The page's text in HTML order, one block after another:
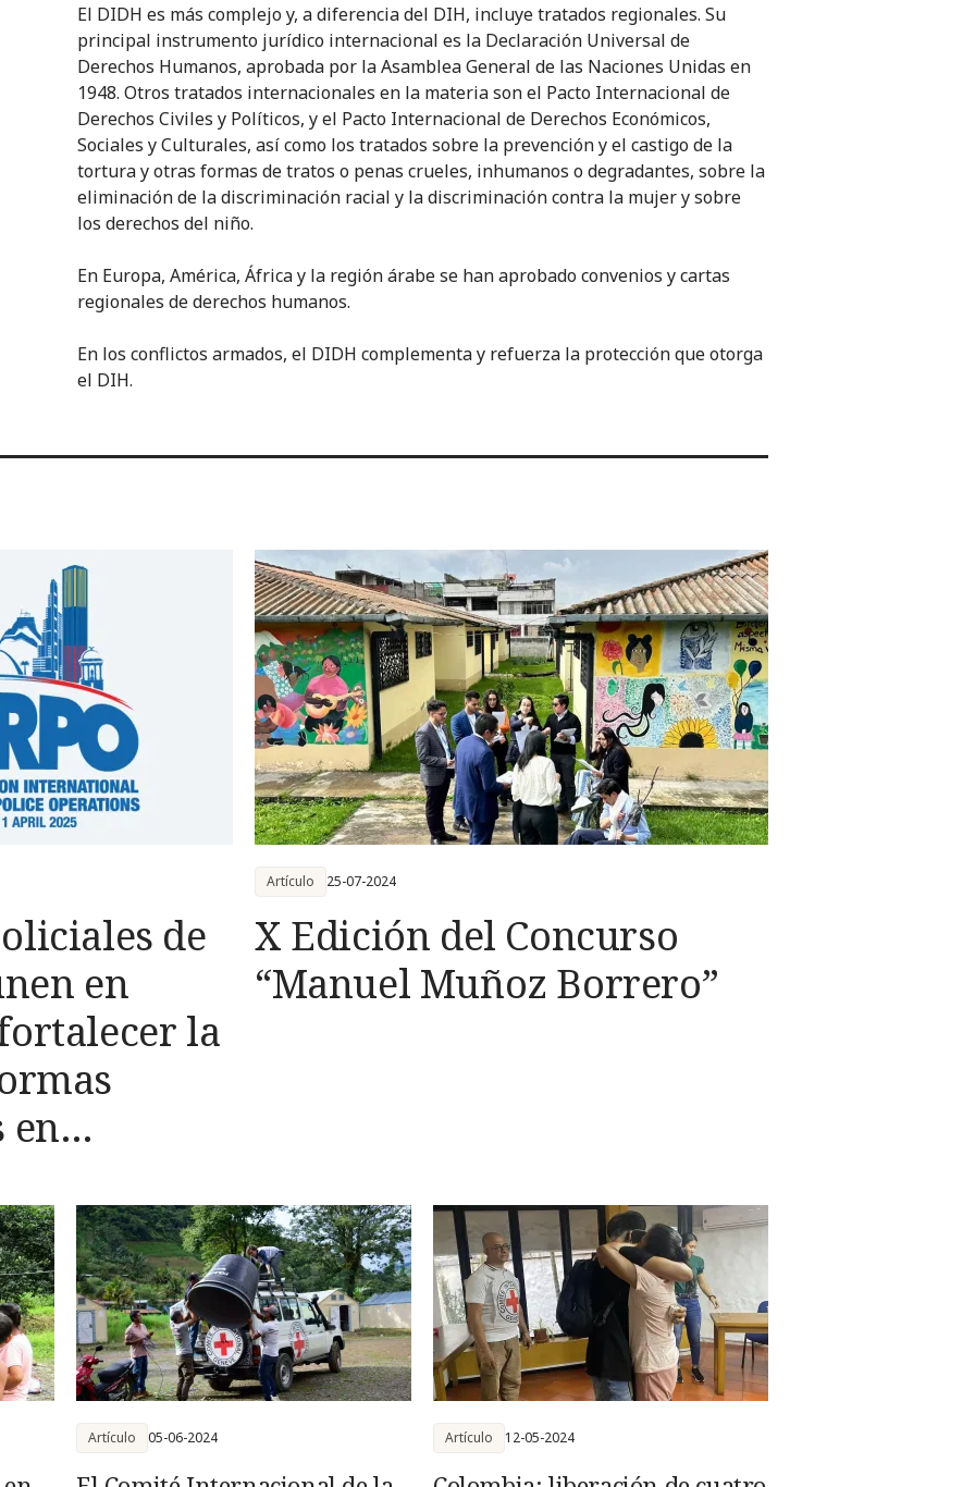
El DIDH es más complejo y, a diferencia del DIH, incluye tratados regionales. Su
principal instrumento jurídico internacional es la Declaración Universal de
Derechos Humanos, aprobada por la Asamblea General de las Naciones Unidas en
1948. Otros tratados internacionales en la materia son el Pacto Internacional de
Derechos Civiles y Políticos, y el Pacto Internacional de Derechos Económicos,
Sociales y Culturales, así como los tratados sobre la prevención y el castigo de la
tortura y otras formas de tratos o penas crueles, inhumanos o degradantes, sobre la
eliminación de la discriminación racial y la discriminación contra la mujer y sobre
los derechos del niño.
En Europa, América, África y la región árabe se han aprobado convenios y cartas
regionales de derechos humanos.
En los conflictos armados, el DIDH complementa y refuerza la protección que otorga
el DIH.
de
en
la
en
X Edición del Concurso
“Manuel Muñoz Borrero”
Artículo 25-07-2024
Artículo 05-06-2024 Artículo 12-05-2024